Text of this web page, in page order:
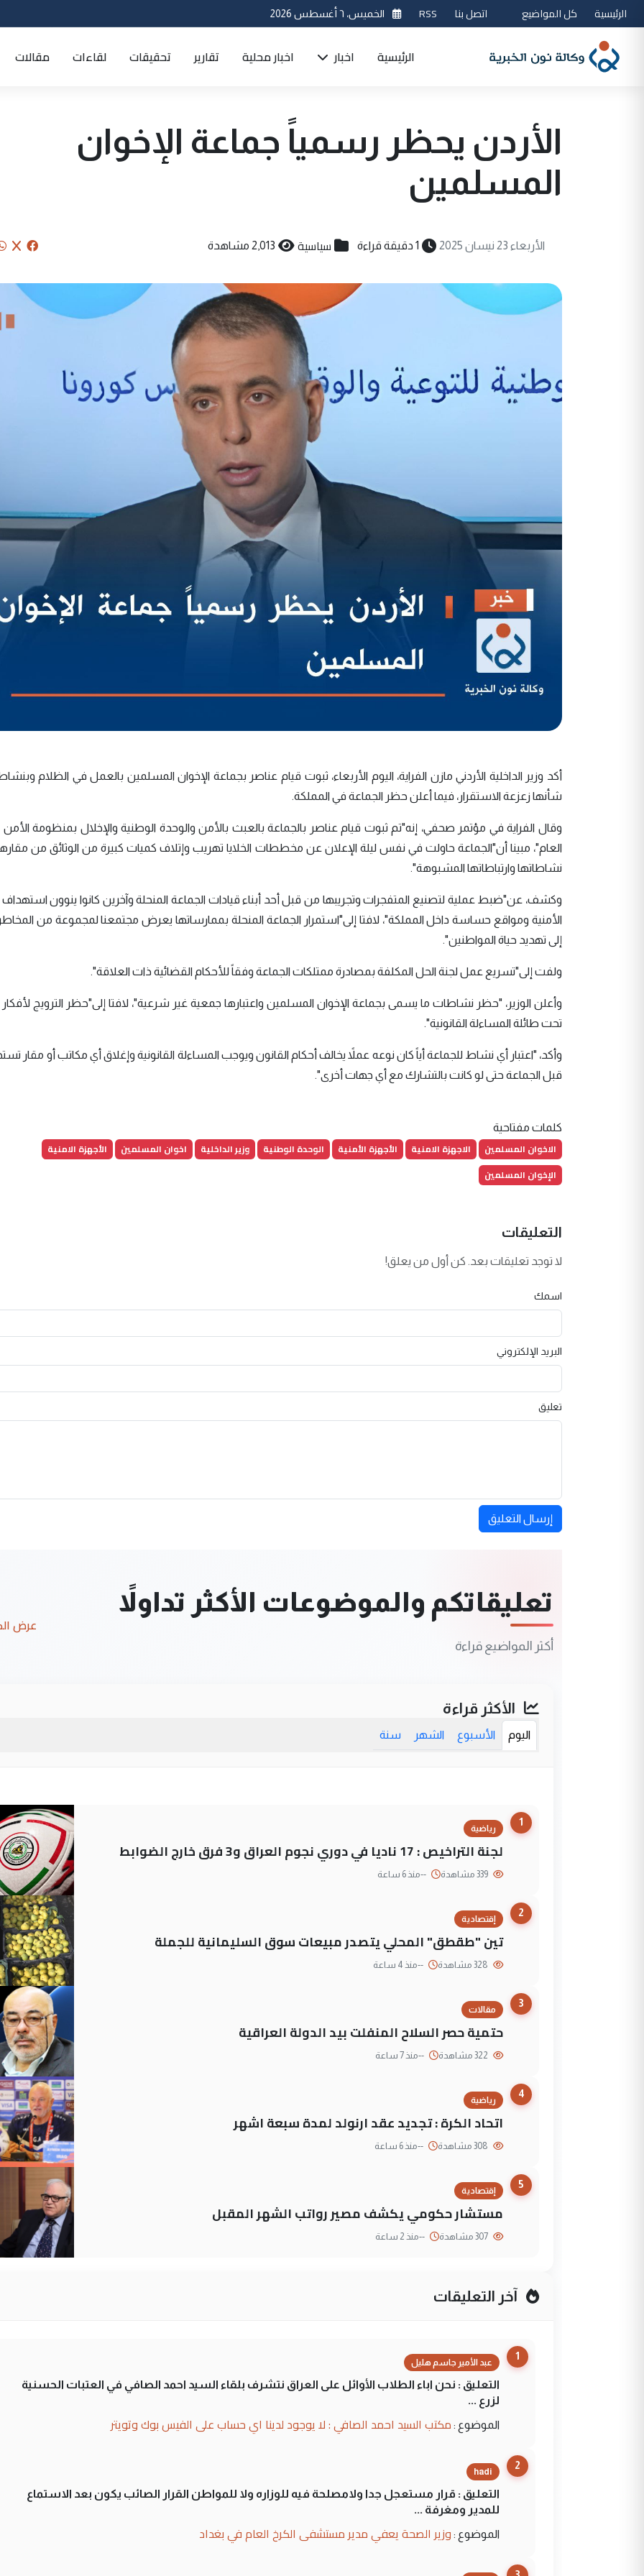
الرئيسية كل المواضيع اتصل بنا RSS الخميس، ٦ أغسطس 2026
الرئيسية اخبار اخبار محلية تقارير تحقيقات لقاءات مقالات
الأردن يحظر رسمياً جماعة الإخوان
المسلمين
الأربعاء 23 نيسان 2025 1 دقيقة قراءة سياسية 2,013 مشاهدة
أكد وزير الداخلية الأردني مازن الفراية، اليوم الأربعاء، ثبوت قيام عناصر بجماعة الإخوان المسلمين بالعمل في الظلام
شأنها زعزعة الاستقرار، فيما أعلن حظر الجماعة في المملكة.
وقال الفراية في مؤتمر صحفي، إنه"تم ثبوت قيام عناصر بالجماعة بالعبث بالأمن والوحدة الوطنية والإخلال بمنظومة الأمن
العام"، مبينا أن"الجماعة حاولت في نفس ليلة الإعلان عن مخططات الخلايا تهريب وإتلاف كميات كبيرة من الوثائق من
نشاطاتها وارتباطاتها المشبوهة".
وكشف، عن"ضبط عملية لتصنيع المتفجرات وتجريبها من قبل أحد أبناء قيادات الجماعة المنحلة وآخرين كانوا ينوون استهداف
الأمنية ومواقع حساسة داخل المملكة"، لافتا إلى"استمرار الجماعة المنحلة بممارساتها يعرض مجتمعنا لمجموعة من
إلى تهديد حياة المواطنين".
ولفت إلى"تسريع عمل لجنة الحل المكلفة بمصادرة ممتلكات الجماعة وفقاً للأحكام القضائية ذات العلاقة".
وأعلن الوزير، "حظر نشاطات ما يسمى بجماعة الإخوان المسلمين واعتبارها جمعية غير شرعية"، لافتا إلى"حظر الترويج لأفكار
تحت طائلة المساءلة القانونية".
وأكد، "اعتبار أي نشاط للجماعة أياً كان نوعه عملاً يخالف أحكام القانون ويوجب المساءلة القانونية وإغلاق أي مكاتب أو مقار
قبل الجماعة حتى لو كانت بالتشارك مع أي جهات أخرى".
كلمات مفتاحية
الاخوان المسلمين الاجهزة الامنية الأجهزة الأمنية الوحدة الوطنية وزير الداخلية اخوان المسلمين
الأجهزة الامنية
الإخوان المسلمين
التعليقات
لا توجد تعليقات بعد. كن أول من يعلق!
اسمك
البريد الإلكتروني
تعليق
إرسال التعليق
تعليقاتكم والموضوعات الأكثر تداولاً
أكثر المواضيع قراءة
عرض
الأكثر قراءة
اليوم الأسبوع الشهر سنة
1
رياضية
لجنة التراخيص : 17 ناديا في دوري نجوم العراق و3 فرق خارج الضوابط
--منذ 6 ساعة
2
إقتصادية
تين "طقطق" المحلي يتصدر مبيعات سوق السليمانية للجملة
--منذ 4 ساعة
3
مقالات
حتمية حصر السلاح المنفلت بيد الدولة العراقية
--منذ 7 ساعة
4
رياضية
اتحاد الكرة : تجديد عقد ارنولد لمدة سبعة اشهر
--منذ 6 ساعة
5
إقتصادية
مستشار حكومي يكشف مصير رواتب الشهر المقبل
--منذ 2 ساعة
آخر التعليقات
1
عبد الأمير جاسم هليل
التعليق : نحن اباء الطلاب الأوائل على العراق نتشرف بلقاء السيد احمد الصافي في العتبات الحسنية
لزرع ...
الموضوع : مكتب السيد احمد الصافي : لا يوجود لدينا اي حساب على الفيس بوك وتويتر
2
hadi
التعليق : قرار مستعجل جدا ولامصلحة فيه للوزاره ولا للمواطن القرار الصائب يكون بعد الاستماع
للمدير ومغرفة ...
الموضوع : وزير الصحة يعفي مدير مستشفى الكرخ العام في بغداد